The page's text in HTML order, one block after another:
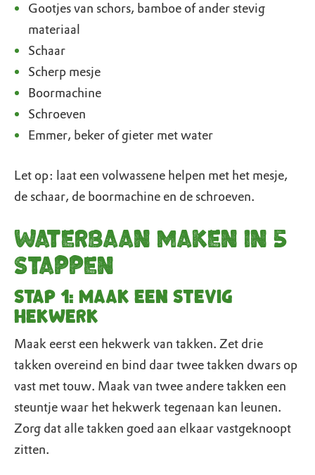
Gootjes van schors, bamboe of ander stevig
materiaal
Schaar
Scherp mesje
Boormachine
Schroeven
Emmer, beker of gieter met water
Let op: laat een volwassene helpen met het mesje,
de schaar, de boormachine en de schroeven.
Waterbaan maken in 5
stappen
Stap 1: Maak een stevig
hekwerk
Maak eerst een hekwerk van takken. Zet drie
takken overeind en bind daar twee takken dwars op
vast met touw. Maak van twee andere takken een
steuntje waar het hekwerk tegenaan kan leunen.
Zorg dat alle takken goed aan elkaar vastgeknoopt
zitten.